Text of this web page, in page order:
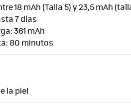
18 mAh (Talla 5) y 23,5 mAh
7 días
361 mAh
80 minutos
la piel